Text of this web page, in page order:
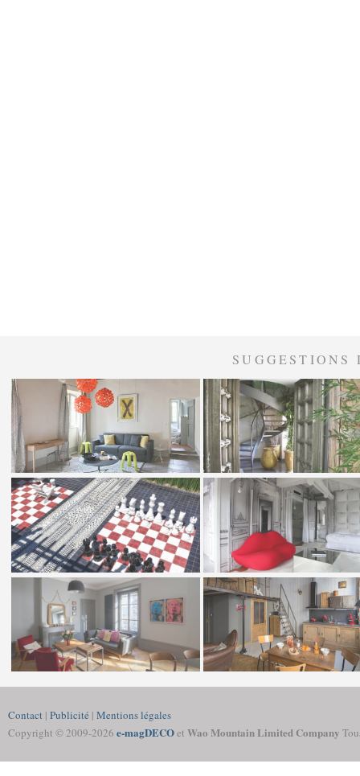
Contact | Publicité | Mentions légales
Copyright © 2009-2026 e-magDECOet Wao Mountain Limited Company